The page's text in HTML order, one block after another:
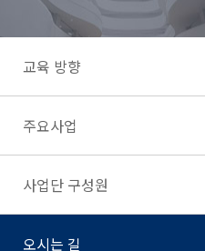
교육 방향
주요사업
사업단 구성원
오시는 길